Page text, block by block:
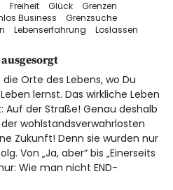
Freiheit Glück
Grenzen
Business
Grenzsuche
Lebenserfahrung
Loslassen
Orte des Lebens, wo Du
lernst. Das wirkliche Leben
Auf der Straße! Genau deshalb
wohlstandsverwahrlosten
Zukunft! Denn sie wurden nur
Von „Ja, aber“ bis „Einerseits
Wie man nicht END-